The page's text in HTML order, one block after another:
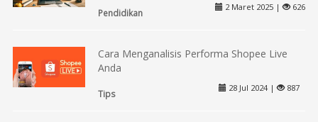
Pendidikan
2 Maret 2025 | 626
Cara Menganalisis Performa Shopee Live
Anda
Tips
28 Jul 2024 | 887